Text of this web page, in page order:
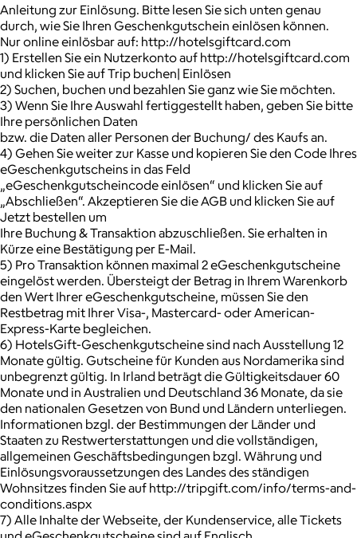
Anleitung zur Einlösung. Bitte lesen Sie sich unten genau
durch, wie Sie Ihren Geschenkgutschein einlösen können.
Nur online einlösbar auf: http://hotelsgiftcard.com
1) Erstellen Sie ein Nutzerkonto auf http://hotelsgiftcard.com
und klicken Sie auf Trip buchen| Einlösen
2) Suchen, buchen und bezahlen Sie ganz wie Sie möchten.
3) Wenn Sie Ihre Auswahl fertiggestellt haben, geben Sie bitte
Ihre persönlichen Daten
bzw. die Daten aller Personen der Buchung/ des Kaufs an.
4) Gehen Sie weiter zur Kasse und kopieren Sie den Code Ihres
eGeschenkgutscheins in das Feld
„eGeschenkgutscheincode einlösen“ und klicken Sie auf
„Abschließen“. Akzeptieren Sie die AGB und klicken Sie auf
Jetzt bestellen um
Ihre Buchung & Transaktion abzuschließen. Sie erhalten in
Kürze eine Bestätigung per E-Mail.
5) Pro Transaktion können maximal 2 eGeschenkgutscheine
eingelöst werden. Übersteigt der Betrag in Ihrem Warenkorb
den Wert Ihrer eGeschenkgutscheine, müssen Sie den
Restbetrag mit Ihrer Visa-, Mastercard- oder American-
Express-Karte begleichen.
6) HotelsGift-Geschenkgutscheine sind nach Ausstellung 12
Monate gültig. Gutscheine für Kunden aus Nordamerika sind
unbegrenzt gültig. In Irland beträgt die Gültigkeitsdauer 60
Monate und in Australien und Deutschland 36 Monate, da sie
den nationalen Gesetzen von Bund und Ländern unterliegen.
Informationen bzgl. der Bestimmungen der Länder und
Staaten zu Restwerterstattungen und die vollständigen,
allgemeinen Geschäftsbedingungen bzgl. Währung und
Einlösungsvoraussetzungen des Landes des ständigen
Wohnsitzes finden Sie auf http://tripgift.com/info/terms-and-
conditions.aspx
7) Alle Inhalte der Webseite, der Kundenservice, alle Tickets